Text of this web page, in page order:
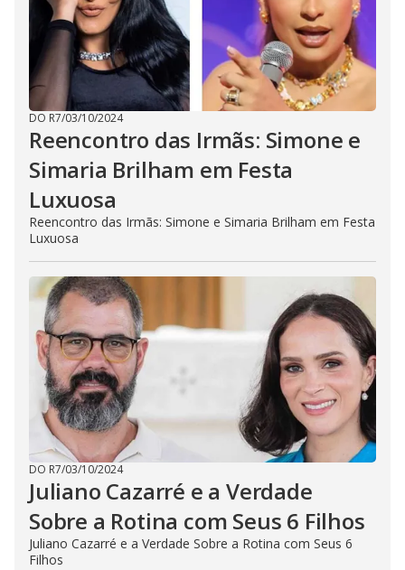
DO R7/03/10/2024
Reencontro das Irmãs: Simone e
Simaria Brilham em Festa
Luxuosa
Reencontro das Irmãs: Simone e Simaria Brilham em Festa
Luxuosa
DO R7/03/10/2024
Juliano Cazarré e a Verdade
Sobre a Rotina com Seus 6 Filhos
Juliano Cazarré e a Verdade Sobre a Rotina com Seus 6
Filhos